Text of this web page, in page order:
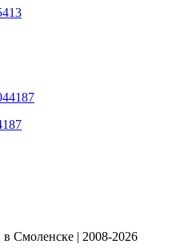
Смоленске | 2008-2026